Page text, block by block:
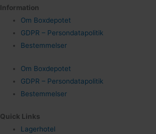
Information
Om Boxdepotet
GDPR – Persondatapolitik
Bestemmelser
Om Boxdepotet
GDPR – Persondatapolitik
Bestemmelser
Quick Links
Lagerhotel